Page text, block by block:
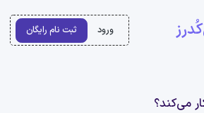
ورود ثبت نام رایگان
می‌کند؟